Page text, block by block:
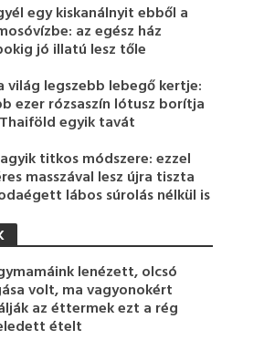
egy kiskanálnyit ebből a
az egész ház
jó illatú lesz tőle
világ legszebb lebegő kertje:
ezer rózsaszín lótusz borítja
egyik tavát
titkos módszere: ezzel
masszával lesz újra tiszta
lábos súrolás nélkül is
lenézett, olcsó
volt, ma vagyonokért
az éttermek ezt a rég
ételt